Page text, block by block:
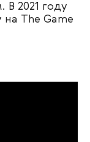
В 2021 году
на The Game